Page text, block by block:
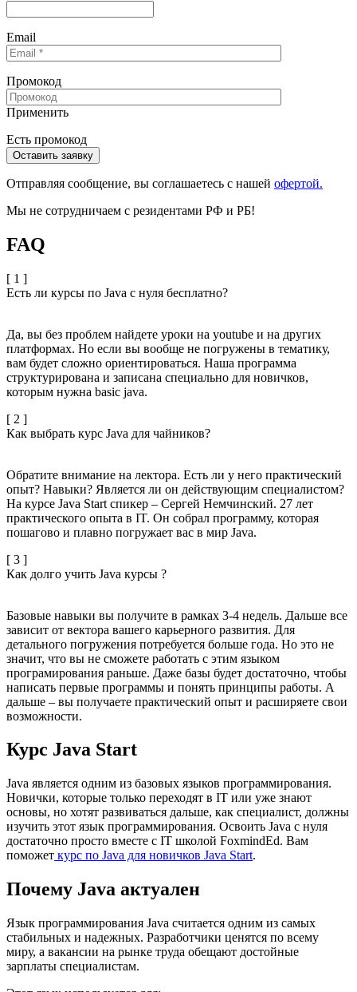
Email
Промокод
Применить
Есть промокод
Отправляя сообщениe, вы соглашаетесь с нашей офертой.
Мы не сотрудничаем с резидентами РФ и РБ!
FAQ
[ 1 ]
Есть ли курсы по Java с нуля бесплатно?
Да, вы без проблем найдете уроки на youtube и на других
платформах. Но если вы вообще не погружены в тематику,
вам будет сложно ориентироваться. Наша программа
структурирована и записана специально для новичков,
которым нужна basic java.
[ 2 ]
Как выбрать курс Java для чайников?
Обратите внимание на лектора. Есть ли у него практический
опыт? Навыки? Является ли он действующим специалистом?
На курсе Java Start спикер – Сергей Немчинский. 27 лет
практического опыта в IT. Он собрал программу, которая
пошагово и плавно погружает вас в мир Java.
[ 3 ]
Как долго учить Java курсы ?
Базовые навыки вы получите в рамках 3-4 недель. Дальше все
зависит от вектора вашего карьерного развития. Для
детального погружения потребуется больше года. Но это не
значит, что вы не сможете работать с этим языком
програмирования раньше. Даже базы будет достаточно, чтобы
написать первые программы и понять принципы работы. А
дальше – вы получаете практический опыт и расширяете свои
возможности.
Курс Java Start
Java является одним из базовых языков программирования.
Новички, которые только переходят в IT или уже знают
основы, но хотят развиваться дальше, как специалист, должны
изучить этот язык программирования. Освоить Java с нуля
достаточно просто вместе с IT школой FoxmindEd. Вам
поможет курс по Java для новичков Java Start.
Почему Java актуален
Язык программирования Java считается одним из самых
стабильных и надежных. Разработчики ценятся по всему
миру, а вакансии на рынке труда обещают достойные
зарплаты специалистам.